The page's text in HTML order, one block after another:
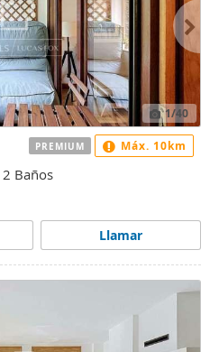
1/40
2 Baños
Llamar
PREMIUM Máx. 10km